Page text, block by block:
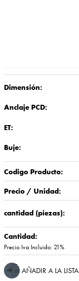
Dimensión:
Anclaje PCD:
ET:
Buje:
Codigo Producto:
Precio / Unidad:
cantidad (piezas):
Cantidad:
Precio Iva Incluido: 21%
AÑADIR A LA LISTA